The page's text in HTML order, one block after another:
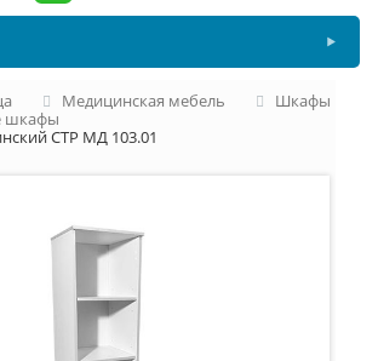
Медицинская мебель
Шкафы
шкафы
СТР МД 103.01